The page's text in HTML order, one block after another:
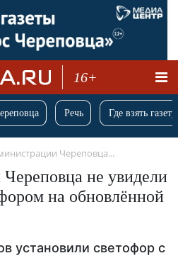
16+
Речь Где взять
Череповца...
не увидели
на обновлённой
установили светофор с